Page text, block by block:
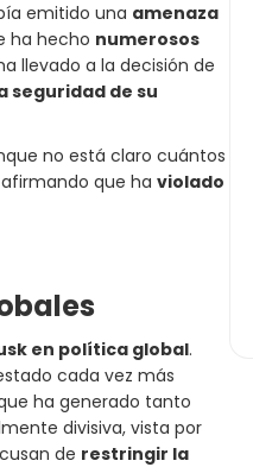
emitido una amenaza
ha hecho numerosos
llevado a la decisión de
seguridad de su
no está claro cuántos
que ha violado
en política global.
cada vez más
ha generado tanto
divisiva, vista por
de restringir la